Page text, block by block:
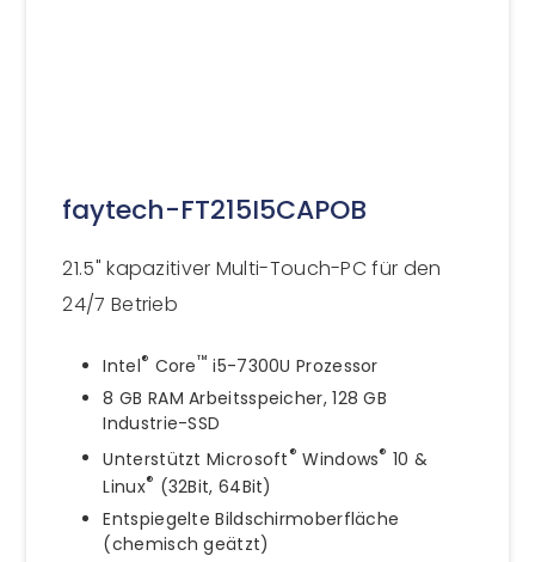
faytech-FT215I5CAPOB
21.5" kapazitiver Multi-Touch-PC für den
24/7 Betrieb
Intel® Core™ i5-7300U Prozessor
8 GB RAM Arbeitsspeicher, 128 GB
Industrie-SSD
Unterstützt Microsoft® Windows® 10 &
Linux® (32Bit, 64Bit)
Entspiegelte Bildschirmoberfläche
(chemisch geätzt)